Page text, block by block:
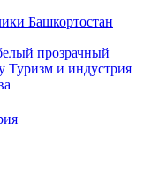
Башкортостан